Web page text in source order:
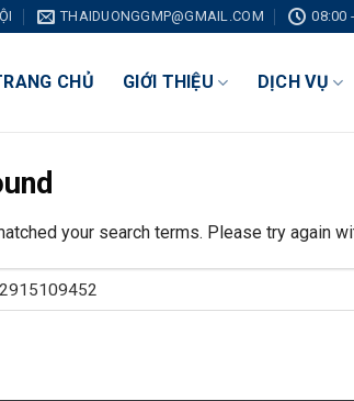
THAIDUONGGMP@GMAIL.COM 08:00
CHỦ GIỚI THIỆU DỊCH VỤ
your search terms. Please try again